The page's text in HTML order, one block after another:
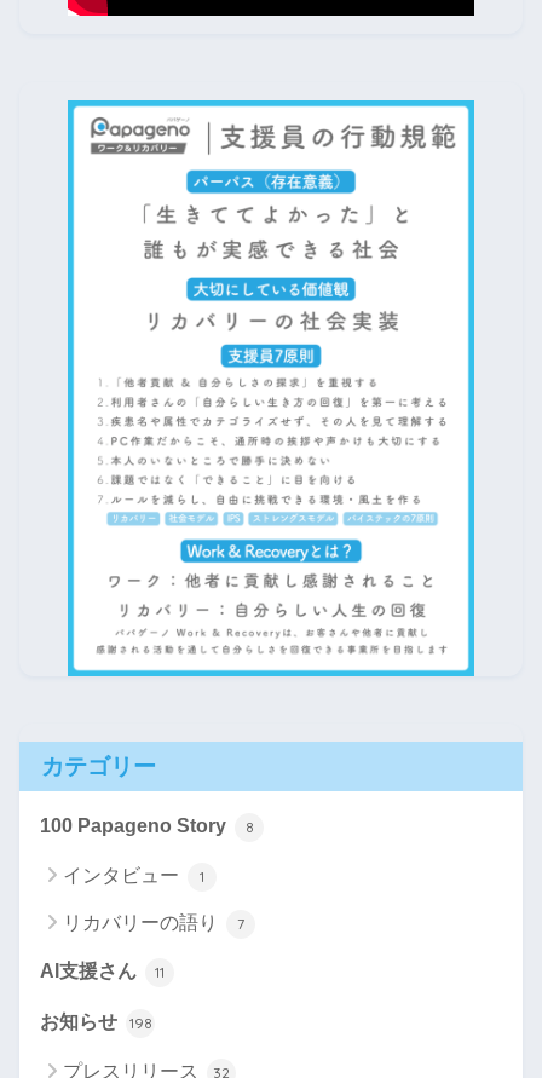
カテゴリー
100 Papageno Story 8
インタビュー 1
リカバリーの語り 7
AI支援さん 11
お知らせ 198
プレスリリース 32